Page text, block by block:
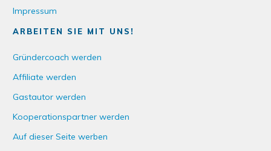
Impressum
ARBEITEN SIE MIT UNS!
Gründercoach werden
Affiliate werden
Gastautor werden
Kooperationspartner werden
Auf dieser Seite werben